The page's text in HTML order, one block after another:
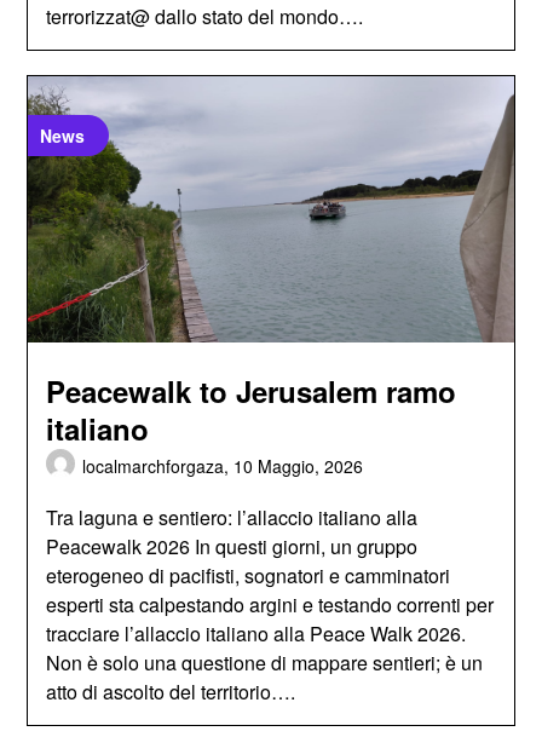
terrorizzat@ dallo stato del mondo….
News
Peacewalk to Jerusalem ramo
italiano
localmarchforgaza, 10 Maggio, 2026
Tra laguna e sentiero: l’allaccio italiano alla
Peacewalk 2026 In questi giorni, un gruppo
eterogeneo di pacifisti, sognatori e camminatori
esperti sta calpestando argini e testando correnti per
tracciare l’allaccio italiano alla Peace Walk 2026.
Non è solo una questione di mappare sentieri; è un
atto di ascolto del territorio….